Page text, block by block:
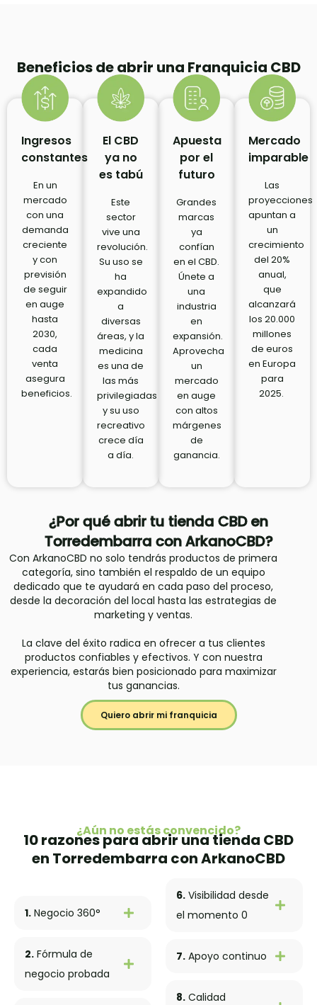
Beneficios de abrir una Franquicia CBD
Ingresos
constantes
En un
mercado
con una
demanda
creciente
y con
previsión
de seguir
en auge
hasta
2030,
cada
venta
asegura
beneficios.
El CBD
ya no
es tabú
Este
sector
vive una
revolución.
Su uso se
ha
expandido
a
diversas
áreas, y la
medicina
es una de
las más
privilegiadas
y su uso
recreativo
crece día
a día.
Apuesta
por el
futuro
Grandes
marcas
ya
confían
en el CBD.
Únete a
una
industria
en
expansión.
Aprovecha
un
mercado
en auge
con altos
márgenes
de
ganancia.
Mercado
imparable
Las
proyecciones
apuntan a
un
crecimiento
del 20%
anual,
que
alcanzará
los 20.000
millones
de euros
en Europa
para
2025.
¿Por qué abrir tu tienda CBD en
Torredembarra con ArkanoCBD?
Con ArkanoCBD no solo tendrás productos de primera
categoría, sino también el respaldo de un equipo
dedicado que te ayudará en cada paso del proceso,
desde la decoración del local hasta las estrategias de
marketing y ventas.
La clave del éxito radica en ofrecer a tus clientes
productos confiables y efectivos. Y con nuestra
experiencia, estarás bien posicionado para maximizar
tus ganancias.
Quiero abrir mi franquicia
¿Aún no estás convencido?
10 razones para abrir una tienda CBD
en Torredembarra con ArkanoCBD
1. Negocio 360°
2. Fórmula de
negocio probada
6. Visibilidad desde
el momento 0
7. Apoyo continuo
8. Calidad